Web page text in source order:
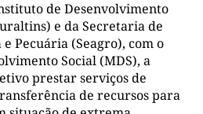
de Desenvolvimento
e da Secretaria de
Pecuária (Seagro), com o
Social (MDS), a
prestar serviços de
de recursos para